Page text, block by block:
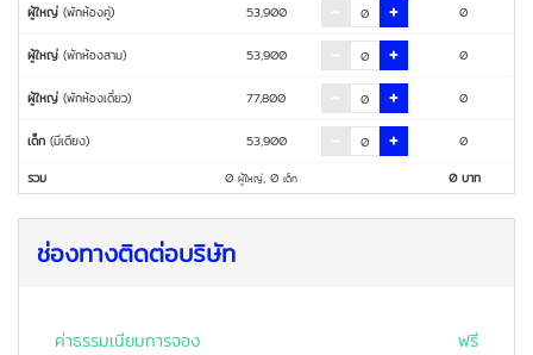
ผู้ใหญ่ (พักห้องคู่) 53,900 0
ผู้ใหญ่ (พักห้องสาม) 53,900 0
ผู้ใหญ่ (พักห้องเดี่ยว) 77,800 0
เด็ก (มีเตียง) 53,900
0
รวม
0 ผู้ใหญ่, 0 เด็ก 0บาท
ช่องทางติดต่อบริษัท
ค่าธรรมเนียมการจอง
ฟรี